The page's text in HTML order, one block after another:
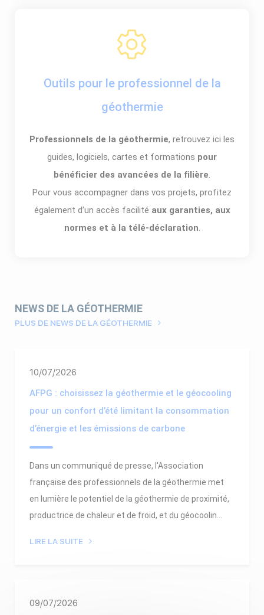
Outils pour le professionnel de la
géothermie
Professionnels de la géothermie, retrouvez ici les
guides, logiciels, cartes et formations pour
bénéficier des avancées de la filière.
Pour vous accompagner dans vos projets, profitez
également d’un accès facilité aux garanties, aux
normes et à la télé-déclaration.
NEWS DE LA GÉOTHERMIE
PLUS DE NEWS DE LA GÉOTHERMIE
10/07/2026
AFPG : choisissez la géothermie et le géocooling
pour un confort d’été limitant la consommation
d’énergie et les émissions de carbone
Dans un communiqué de presse, l'Association
française des professionnels de la géothermie met
en lumière le potentiel de la géothermie de proximité,
productrice de chaleur et de froid, et du géocoolin...
LIRE LA SUITE
09/07/2026